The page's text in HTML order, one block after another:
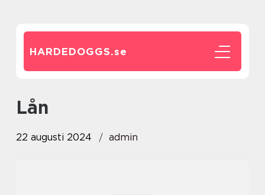
HARDEDOGGS.se
lån
22 augusti 2024 admin